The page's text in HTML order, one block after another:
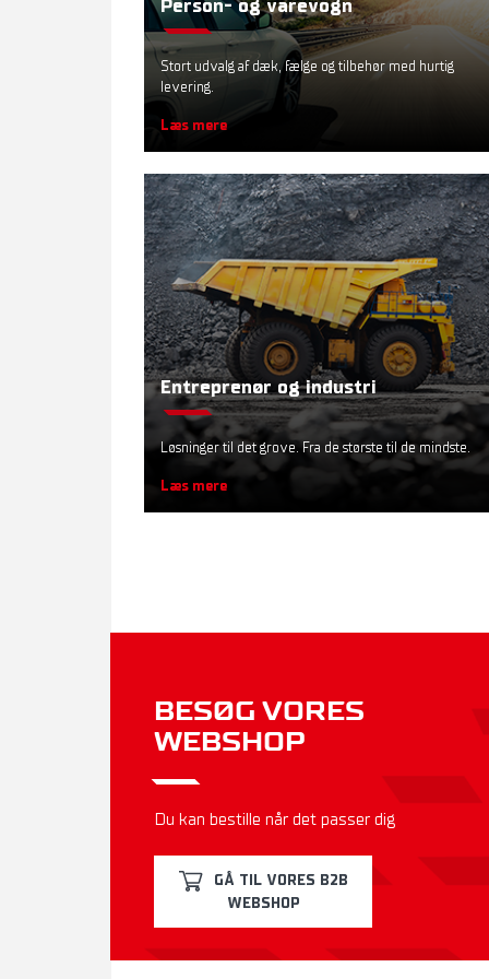
Person- og varevogn
Stort udvalg af dæk, fælge og tilbehør med hurtig
levering.
Læs mere
Entreprenør og industri
Løsninger til det grove. Fra de største til de mindste.
Læs mere
BESØG VORES
WEBSHOP
Du kan bestille når det passer dig
GÅ TIL VORES B2B
WEBSHOP